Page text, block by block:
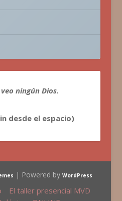
ningún Dios.
desde el espacio)
| Powered by WordPress
El taller presencial MVD